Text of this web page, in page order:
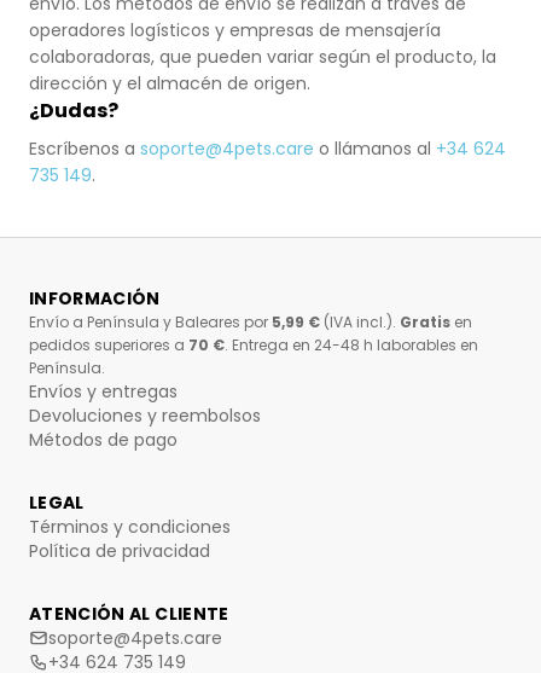
operadores logísticos y empresas de mensajería
colaboradoras, que pueden variar según el producto, la
dirección y el almacén de origen.
¿Dudas?
Escríbenos a soporte@4pets.care o llámanos al +34 624
735 149.
INFORMACIÓN
Envío a Península y Baleares por 5,99 € (IVA incl.). Gratis en
pedidos superiores a 70 €. Entrega en 24-48 h laborables en
Península.
Envíos y entregas
Devoluciones y reembolsos
Métodos de pago
LEGAL
Términos y condiciones
Política de privacidad
ATENCIÓN AL CLIENTE
soporte@4pets.care
+34 624 735 149